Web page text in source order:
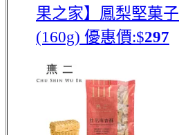
果之家】鳳梨堅菓子
(160g) 優惠價:$297